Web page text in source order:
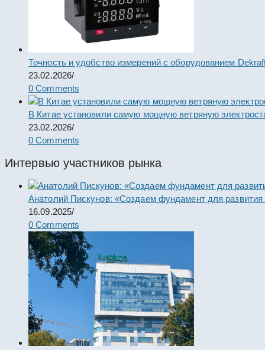
Точность и удобство измерений с оборудованием
23.02.2026/
0 Comments
В Китае установили самую мощную ветряную
23.02.2026/
0 Comments
Интервью участников рынка
Анатолий Пискунов: «Создаем фундамент для развития
16.09.2025/
0 Comments